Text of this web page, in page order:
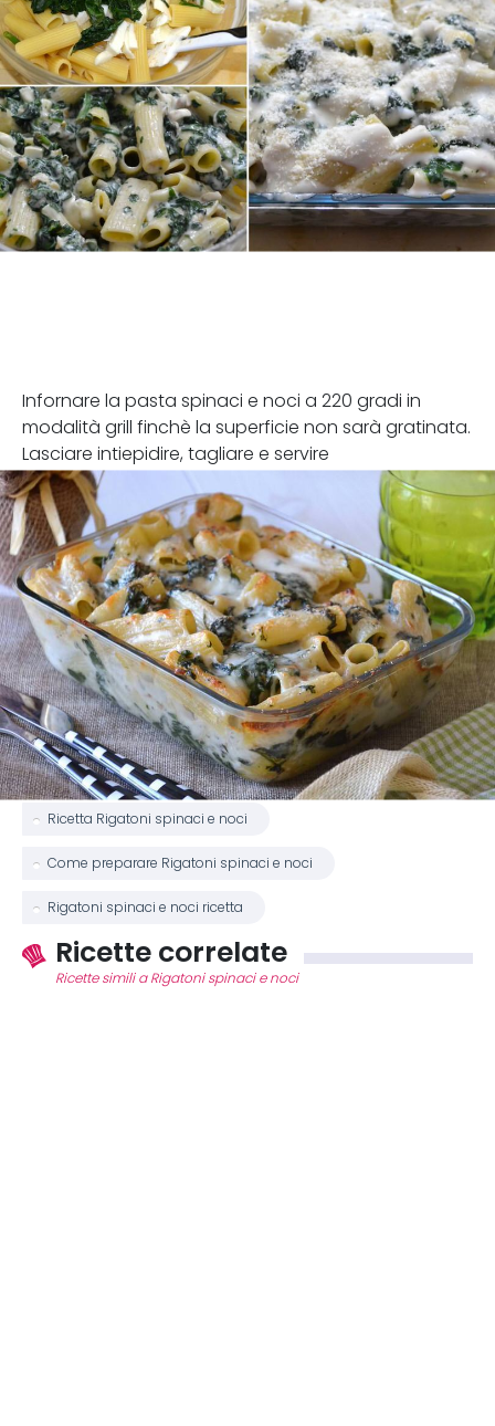
Infornare la pasta spinaci e noci a 220 gradi in
modalità grill finchè la superficie non sarà gratinata.
Lasciare intiepidire, tagliare e servire
Ricetta Rigatoni spinaci e noci
Come preparare Rigatoni spinaci e noci
Rigatoni spinaci e noci ricetta
Ricette correlate
Ricette simili a Rigatoni spinaci e noci